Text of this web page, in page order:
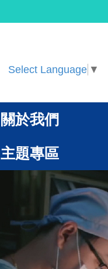
Select Language ▼
關於我們
主題專區